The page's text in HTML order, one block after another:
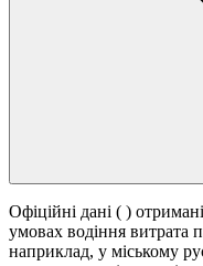
Офіційні дані ( )
умовах водіння
наприклад, у міському